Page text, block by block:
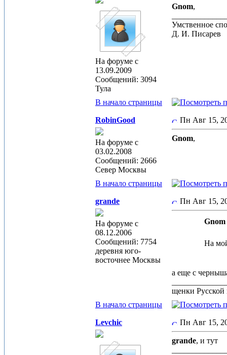
На форуме с
13.09.2009
Сообщений: 3094
Тула
Gnom,
Умственное
Д. И. Писарев
В начало страницы
RobinGood
На форуме с
03.02.2008
Сообщений: 2666
Север Москвы
Пн Авг 15,
Gnom,
В начало страницы
grande
На форуме с
08.12.2006
Сообщений: 7754
деревня юго-
восточнее Москвы
Пн Авг 15,
Gnom
На
а еще с
щенки Русской
В начало страницы
Levchic Пн Авг 15,
grande, и тут